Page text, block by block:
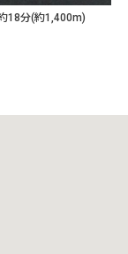
18分(約1,400m)